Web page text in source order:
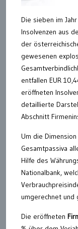
Die sieben im
Insolvenzen aus
der
gewesenen
entfallen EUR
eröffneten
detaillierte
Abschnitt
Um die
Gesamtpassiva
Hilfe des
Nationalbank,
umgerechnet und
Die eröffneten